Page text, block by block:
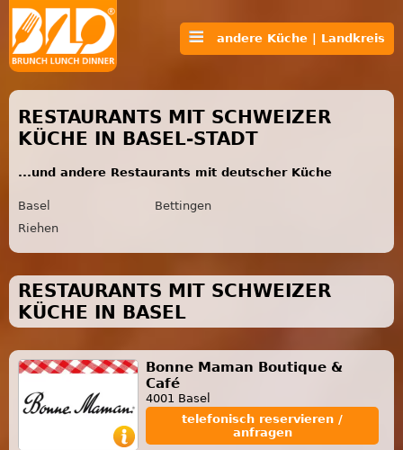
andere Küche | Landkreis
RESTAURANTS MIT SCHWEIZER
KÜCHE IN BASEL-STADT
...und andere Restaurants mit deutscher Küche
Basel
Bettingen
Riehen
RESTAURANTS MIT SCHWEIZER
KÜCHE IN BASEL
Bonne Maman Boutique &
Café
4001 Basel
telefonisch reservieren /
anfragen